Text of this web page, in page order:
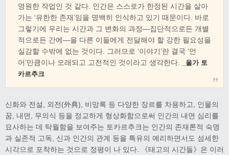
영원한 작업인 것 같다. 인간은 스스로가 한정된 시간을 살아
가는 ‘유한한 존재’임을 명백히 인식하고 있기 때문이다. 바로
그렇기에 우리는 시간과 그 변화의 과정―집단적으로든 개별
적으로든 간에―을 다른 이들에게 전달해야 할 강한 필요성을
실감할 수밖에 없는 것이다. 그러므로 ‘이야기’란 결국 ‘언
어’만큼이나 오래되고 고전적인 것이라고 생각한다.
_올가 토
카르추크
신화와 전설, 외전(外典), 비망록 등 다양한 장르를 차용하고, 인물의
꿈, 내면, 무의식 등을 정교하게 형상화함으로써 인간의 내면 심리를
묘사하는 데 탁월함을 보여주는 토카르추크는 인간의 존재론적 숙명
과 실존적 고독, 신과 인간의 관계 등을 특유의 예리하면서도 섬세한
시각으로 포착하는 것으로 정평이 나 있다. 《태고의 시간들》은 이러